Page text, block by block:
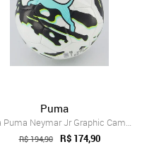
Puma
Bola Puma Neymar Jr Graphic Campo Preto
R$ 194,90 R$ 174,90